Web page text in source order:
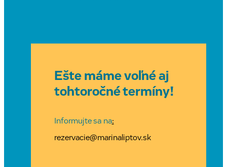
Ešte máme voľné aj
tohtoročné termíny!
Informujte sa na:
rezervacie@marinaliptov.sk